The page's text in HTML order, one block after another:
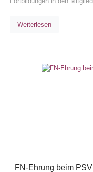
Weiterlesen
FN-Ehrung beim